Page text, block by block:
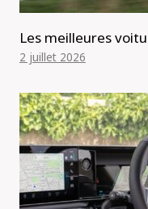
Les meilleures
2 juillet 2026